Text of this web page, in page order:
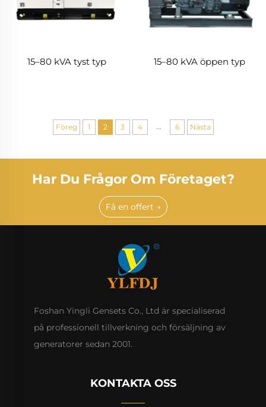
15–80 kVA tyst typ 15–80 kVA öppen typ
Föreg 1 2 3 4 ... 6 Nästa
Har Du Frågor Om Företaget?
Få en offert →
Foshan Yingli Gensets Co., Ltd är specialiserad
på professionell tillverkning och försäljning av
generatorer sedan 2001.
KONTAKTA OSS